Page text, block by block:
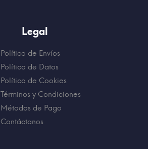
Legal
Política de Envíos
Política de Datos
Política de Cookies
Términos y Condiciones
Métodos de Pago
Contáctanos